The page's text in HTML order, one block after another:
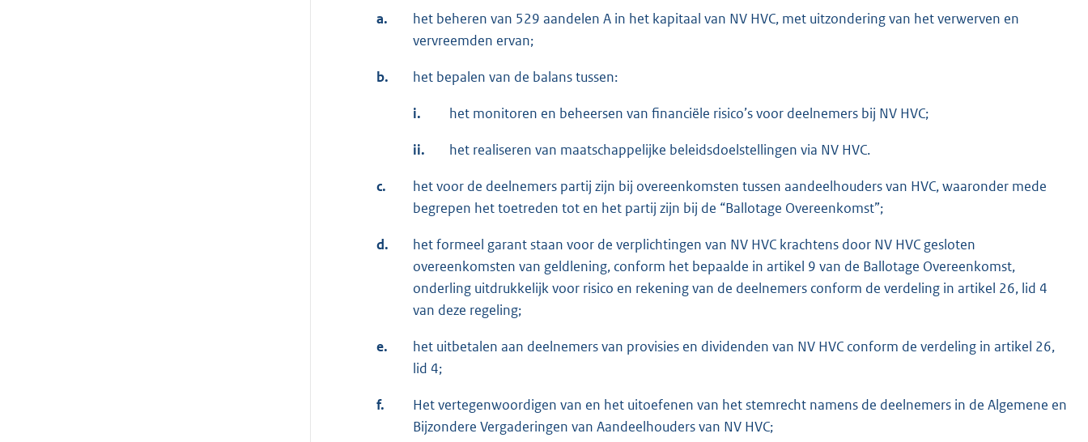
a.
het beheren van 529 aandelen A in het kapitaal van NV HVC, met uitzondering van het verwerven en
vervreemden ervan;
b. het bepalen van de balans tussen:
i. het monitoren en beheersen van financiële risico’s voor deelnemers bij NV HVC;
ii. het realiseren van maatschappelijke beleidsdoelstellingen via NV HVC.
c.
het voor de deelnemers partij zijn bij overeenkomsten tussen aandeelhouders van HVC, waaronder mede
begrepen het toetreden tot en het partij zijn bij de “Ballotage Overeenkomst”;
d.
het formeel garant staan voor de verplichtingen van NV HVC krachtens door NV HVC gesloten
overeenkomsten van geldlening, conform het bepaalde in artikel 9 van de Ballotage Overeenkomst,
onderling uitdrukkelijk voor risico en rekening van de deelnemers conform de verdeling in artikel 26, lid 4
van deze regeling;
e.
het uitbetalen aan deelnemers van provisies en dividenden van NV HVC conform de verdeling in artikel 26,
lid 4;
f.
Het vertegenwoordigen van en het uitoefenen van het stemrecht namens de deelnemers in de Algemene en
Bijzondere Vergaderingen van Aandeelhouders van NV HVC;